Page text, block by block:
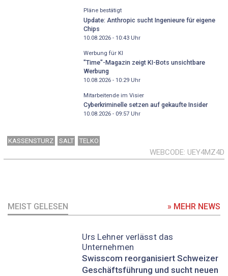
Pläne bestätigt
Update: Anthropic sucht Ingenieure für eigene
Chips
10.08.2026 - 10:43Uhr
Werbung für KI
"Time"-Magazin zeigt KI-Bots unsichtbare
Werbung
10.08.2026 - 10:29Uhr
Mitarbeitende im Visier
Cyberkriminelle setzen auf gekaufte Insider
10.08.2026 - 09:57Uhr
KASSENSTURZ SALT TELKO
WEBCODE UEY4MZ4D
MEIST GELESEN » MEHR NEWS
Urs Lehner verlässt das
Unternehmen
Swisscom reorganisiert Schweizer
Geschäftsführung und sucht neuen